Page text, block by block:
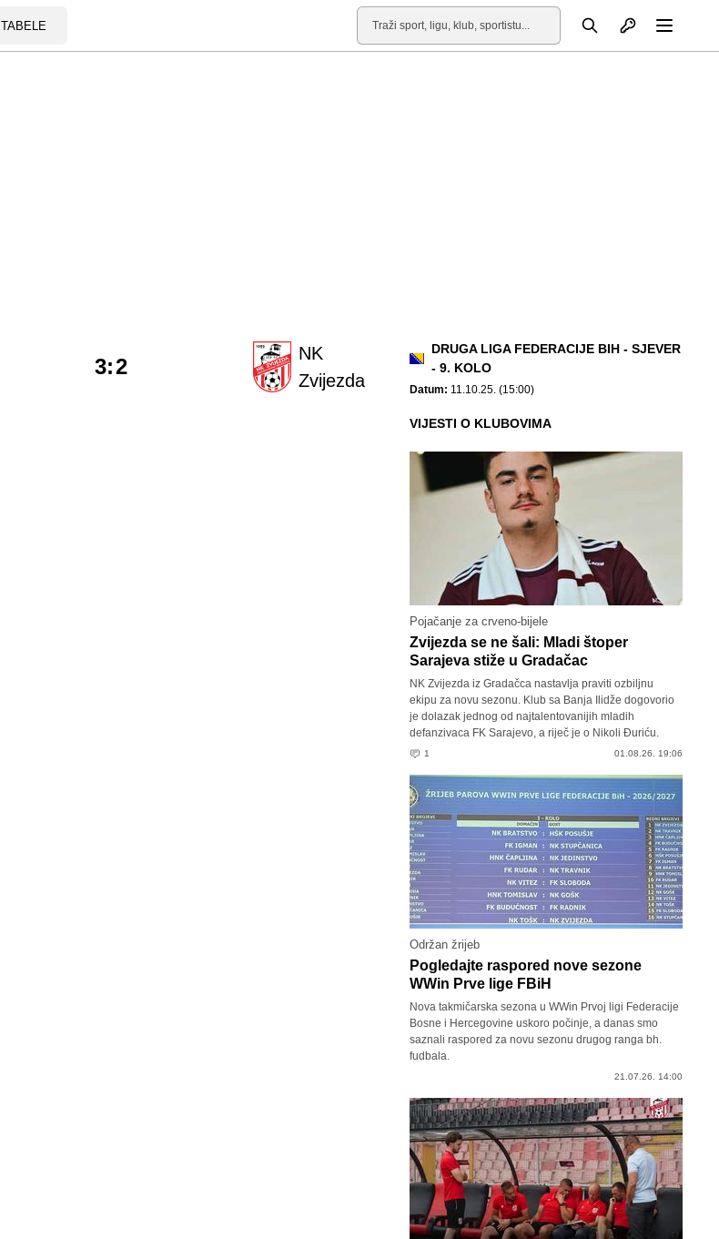
TABELE
Pretraga Otvori profil
NK
Zvijezda
3:2
DRUGA LIGA FEDERACIJE BIH - SJEVER
- 9. KOLO
Datum: 11.10.25. (15:00)
VIJESTI O KLUBOVIMA
Pojačanje za crveno-bijele
Zvijezda se ne šali: Mladi štoper
Sarajeva stiže u Gradačac
NK Zvijezda iz Gradačca nastavlja praviti ozbiljnu
ekipu za novu sezonu. Klub sa Banja Ilidže dogovorio
je dolazak jednog od najtalentovanijih mladih
defanzivaca FK Sarajevo, a riječ je o Nikoli Đuriću.
1 01.08.26. 19:06
Održan žrijeb
Pogledajte raspored nove sezone
WWin Prve lige FBiH
Nova takmičarska sezona u WWin Prvoj ligi Federacije
Bosne i Hercegovine uskoro počinje, a danas smo
saznali raspored za novu sezonu drugog ranga bh.
fudbala.
21.07.26. 14:00